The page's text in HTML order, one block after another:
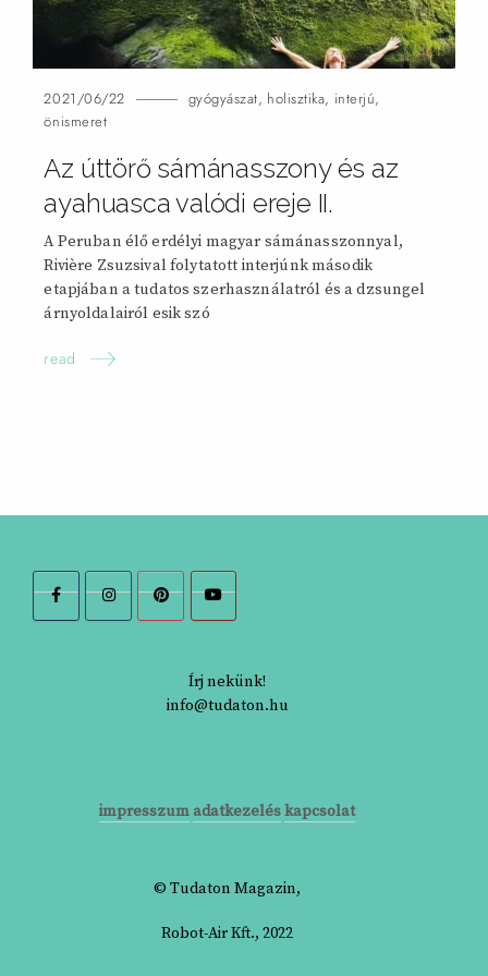
2021/06/22 gyógyászat, holisztika, interjú,
önismeret
Az úttörő sámánasszony és az
ayahuasca valódi ereje II.
A Peruban élő erdélyi magyar sámánasszonnyal,
Rivière Zsuzsival folytatott interjúnk második
etapjában a tudatos szerhasználatról és a dzsungel
árnyoldalairól esikszó
read
Írj nekünk!
info@tudaton.hu
impresszum adatkezeléskapcsolat
© Tudaton Magazin,
Robot-Air Kft., 2022